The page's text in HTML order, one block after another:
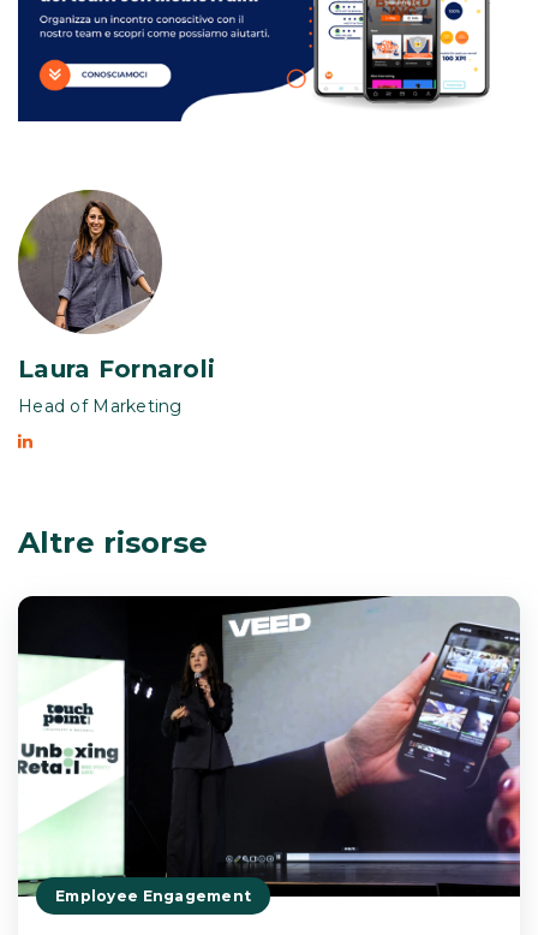
Laura Fornaroli
Head of Marketing
Altre risorse
Employee Engagement